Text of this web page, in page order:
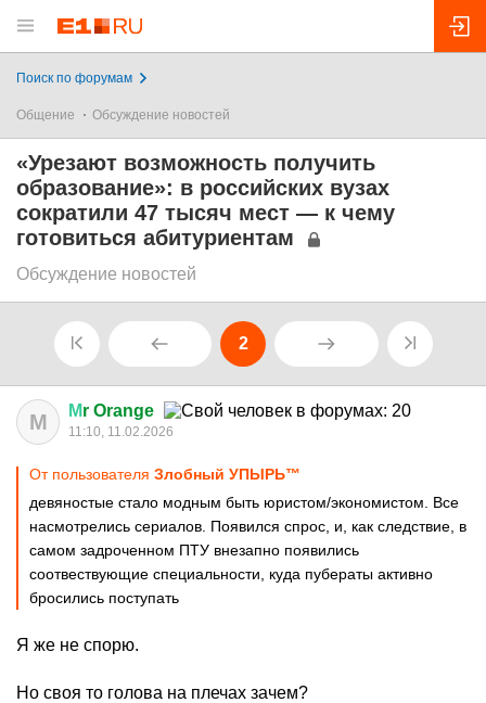
Поиск по форумам
Общение Обсуждение новостей
«Урезают возможность получить
образование»: в российских вузах
сократили 47 тысяч мест — к чему
готовиться абитуриентам
Обсуждение новостей
2
М Мr Orange
11:10, 11.02.2026
От пользователя Злобный УПЫРЬ™
девяностые стало модным быть юристом/экономистом. Все
насмотрелись сериалов. Появился спрос, и, как следствие, в
самом задроченном ПТУ внезапно появились
соотвествующие специальности, куда пубераты активно
бросились поступать
Я же не спорю.
Но своя то голова на плечах зачем?